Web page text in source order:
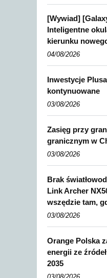
[Wywiad]
Inteligentne
kierunku
04/08/2026
Inwestycje
kontynuowane
03/08/2026
Zasięg przy
granicznym w
03/08/2026
Brak
Link Archer
wszędzie tam,
03/08/2026
Orange Polska
energii ze
2035